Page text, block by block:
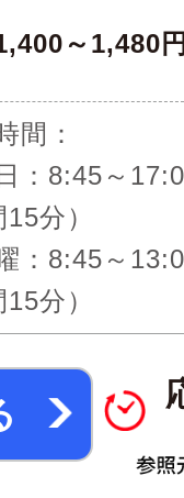
～1,480
間：
：8:45～
分）
：8:45～
分）